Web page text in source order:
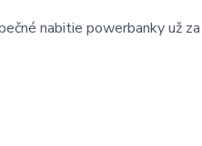
nabitie powerbanky už za